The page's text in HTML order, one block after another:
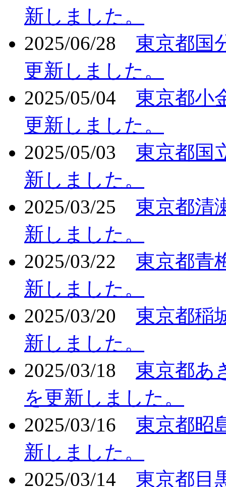
新しました。
2025/06/28
東京都国
更新しました。
2025/05/04
東京都小
更新しました。
2025/05/03
東京都国
新しました。
2025/03/25
東京都清
新しました。
2025/03/22
東京都青
新しました。
2025/03/20
東京都稲
新しました。
2025/03/18
東京都あ
を更新しました。
2025/03/16
東京都昭
新しました。
2025/03/14
東京都目